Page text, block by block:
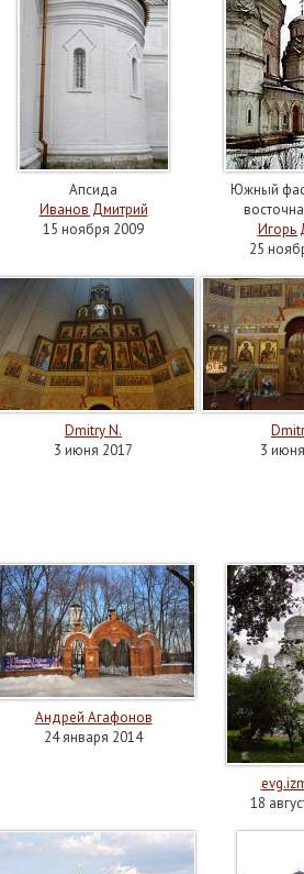
Апсида
Иванов Дмитрий
15 ноября 2009
Южный
Игорь
25
Dmitry N.
3 июня 2017
3
Андрей Агафонов
24 января 2014
18